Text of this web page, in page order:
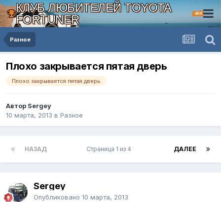
КЛУБ ЛЮБИТЕЛЕЙ TOYOTA
FORTUNER
4X4
Разное
Плохо закрывается пятая дверь
Плохо закрывается пятая дверь
Автор Sergey
10 марта, 2013 в Разное
НАЗАД ДАЛЕЕ
Страница 1 из 4
Sergey
Опубликовано 10 марта, 2013